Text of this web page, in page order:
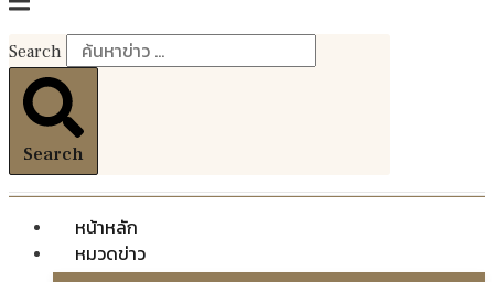
Search
Search
หน้าหลัก
หมวดข่าว